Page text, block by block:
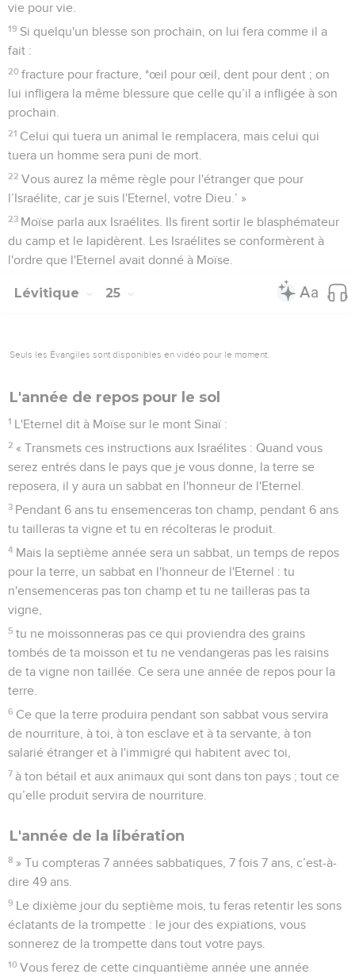
vie pour vie.
19 Si quelqu'un blesse son prochain, on lui fera comme il a
fait :
20 fracture pour fracture, *œil pour œil, dent pour dent ; on
lui infligera la même blessure que celle qu’il a infligée à son
prochain.
21 Celui qui tuera un animal le remplacera, mais celui qui
tuera un homme sera puni de mort.
22 Vous aurez la même règle pour l'étranger que pour
l’Israélite, car je suis l'Eternel, votre Dieu.’ »
23 Moïse parla aux Israélites. Ils firent sortir le blasphémateur
du camp et le lapidèrent. Les Israélites se conformèrent à
l'ordre que l'Eternel avait donné à Moïse.
Lévitique 25
Seuls les Évangiles sont disponibles en vidéo pour le moment.
L'année de repos pour le sol
1 L'Eternel dit à Moïse sur le mont Sinaï :
2 « Transmets ces instructions aux Israélites : Quand vous
serez entrés dans le pays que je vous donne, la terre se
reposera, il y aura un sabbat en l'honneur de l'Eternel.
3 Pendant 6 ans tu ensemenceras ton champ, pendant 6 ans
tu tailleras ta vigne et tu en récolteras le produit.
4 Mais la septième année sera un sabbat, un temps de repos
pour la terre, un sabbat en l'honneur de l'Eternel : tu
n'ensemenceras pas ton champ et tu ne tailleras pas ta
vigne,
5 tu ne moissonneras pas ce qui proviendra des grains
tombés de ta moisson et tu ne vendangeras pas les raisins
de ta vigne non taillée. Ce sera une année de repos pour la
terre.
6 Ce que la terre produira pendant son sabbat vous servira
de nourriture, à toi, à ton esclave et à ta servante, à ton
salarié étranger et à l'immigré qui habitent avec toi,
7 à ton bétail et aux animaux qui sont dans ton pays ; tout ce
qu’elle produit servira de nourriture.
L'année de la libération
8 » Tu compteras 7 années sabbatiques, 7 fois 7 ans, c’est-à-
dire 49 ans.
9 Le dixième jour du septième mois, tu feras retentir les sons
éclatants de la trompette : le jour des expiations, vous
sonnerez de la trompette dans tout votre pays.
10 Vous ferez de cette cinquantième année une année